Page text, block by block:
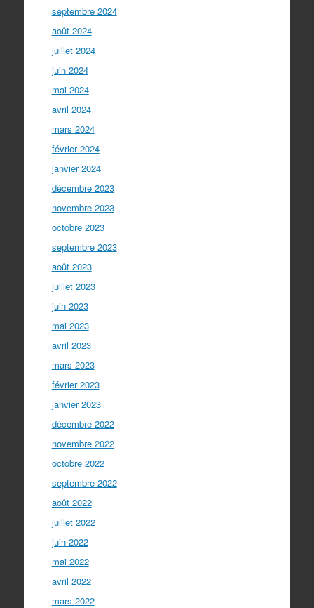
septembre 2024
août 2024
juillet 2024
juin 2024
mai 2024
avril 2024
mars 2024
février 2024
janvier 2024
décembre 2023
novembre 2023
octobre 2023
septembre 2023
août 2023
juillet 2023
juin 2023
mai 2023
avril 2023
mars 2023
février 2023
janvier 2023
décembre 2022
novembre 2022
octobre 2022
septembre 2022
août 2022
juillet 2022
juin 2022
mai 2022
avril 2022
mars 2022